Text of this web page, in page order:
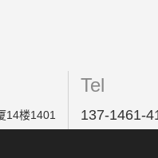
14楼1401
Tel
137-1461-